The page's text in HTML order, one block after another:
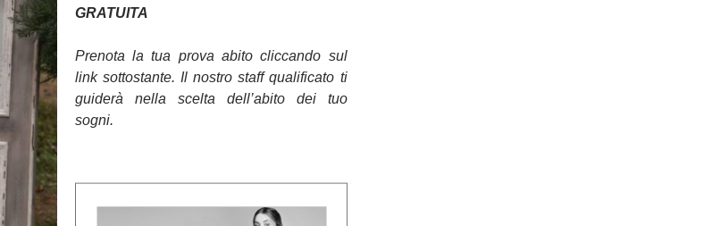
GRATUITA
Prenota la tua prova abito cliccando sul
link sottostante. Il nostro staff qualificato ti
guiderà nella scelta dell’abito dei tuo
sogni.